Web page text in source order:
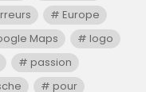
Europe
Maps
logo
passion
pour